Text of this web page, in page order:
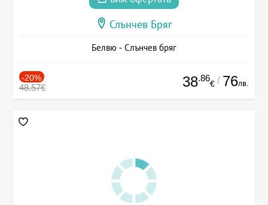
Слънчев Бряг
Белвю - Слънчев бряг
-20%
48.57€ 38.86
€ / 76лв.